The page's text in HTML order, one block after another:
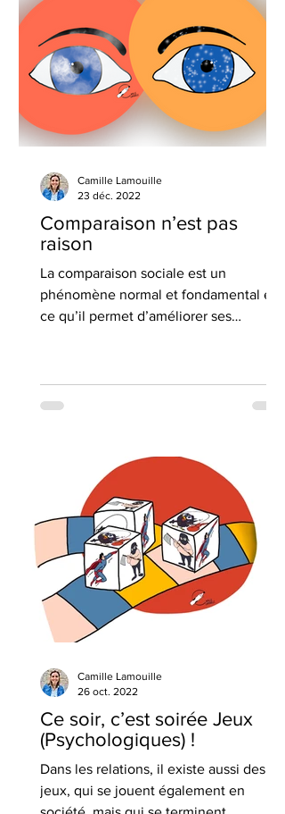
Comparaison n’est pas
raison
La comparaison sociale est un
phénomène normal et fondamental en
ce qu’il permet d’améliorer ses
Camille Lamouille
23 déc. 2022
Ce soir, c’est soirée Jeux
(Psychologiques) !
Dans les relations, il existe aussi des
jeux, qui se jouent également en
Camille Lamouille
26 oct. 2022